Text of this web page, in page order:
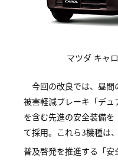
マツダ キャ
今回の改良では、昼間
被害軽減ブレーキ「デュ
を含む先進の安全装備を
て採用。これら3機種は
普及啓発を推進する「安